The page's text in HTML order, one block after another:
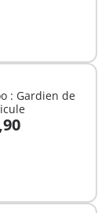
: Gardien de